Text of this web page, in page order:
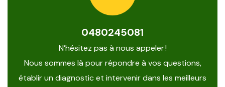
0480245081
N’hésitez pas à nous appeler !
Nous sommes là pour répondre à vos questions,
établir un diagnostic et intervenir dans les meilleurs